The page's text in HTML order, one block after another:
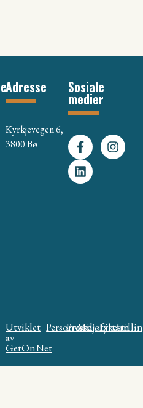
Adresse
Kyrkjevegen 6,
3800 Bø
Sosiale
medier
Utviklet
av
GetOnNet
Personvern
Presse
Miljøfyrtårn